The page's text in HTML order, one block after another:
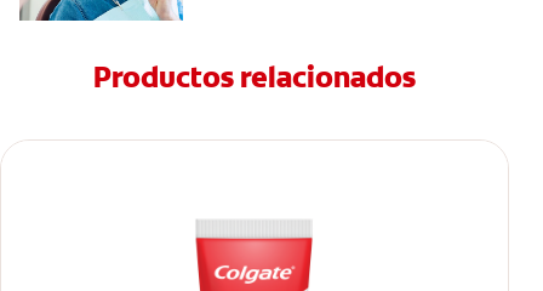
Productos relacionados